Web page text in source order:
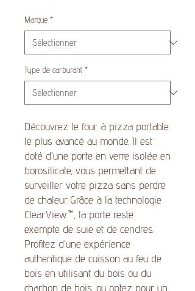
Marque *
Type de carburant *
Découvrez le four à pizza portable
le plus avancé au monde. Il est
doté d'une porte en verre isolée en
borosilicate, vous permettant de
surveiller votre pizza sans perdre
de chaleur. Grâce à la technologie
ClearView™, la porte reste
exempte de suie et de cendres.
Profitez d'une expérience
authentique de cuisson au feu de
bois en utilisant du bois ou du
charbon de bois, ou optez pour un